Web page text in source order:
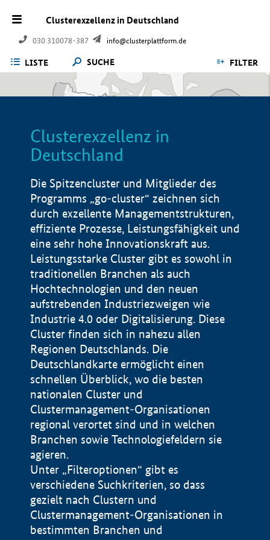
Clusterexzellenz in Deutschland
030 310078-387 info@clusterplattform.de
LISTE SUCHE FILTER
Clusterexzellenz in
Deutschland
Die Spitzencluster und Mitglieder des
Programms „go-cluster“ zeichnen sich
durch exzellente Managementstrukturen,
effiziente Prozesse, Leistungsfähigkeit und
eine sehr hohe Innovationskraft aus.
Leistungsstarke Cluster gibt es sowohl in
traditionellen Branchen als auch
Hochtechnologien und den neuen
aufstrebenden Industriezweigen wie
Industrie 4.0 oder Digitalisierung. Diese
Cluster finden sich in nahezu allen
Regionen Deutschlands. Die
Deutschlandkarte ermöglicht einen
schnellen Überblick, wo die besten
nationalen Cluster und
Clustermanagement-Organisationen
regional verortet sind und in welchen
Branchen sowie Technologiefeldern sie
agieren.
Unter „Filteroptionen“ gibt es
verschiedene Suchkriterien, so dass
gezielt nach Clustern und
Clustermanagement-Organisationen in
bestimmten Branchen und
Impressum
Datenschutzerklärung
BMWE, 2026 ©
100 km © Geobasis-DE / BKG 2015